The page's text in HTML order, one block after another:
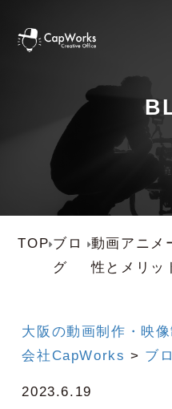
TOP ブロ
グ
動画アニメ
性とメリッ
大阪の動画制作・映
会社CapWorks > ブ
2023.6.19